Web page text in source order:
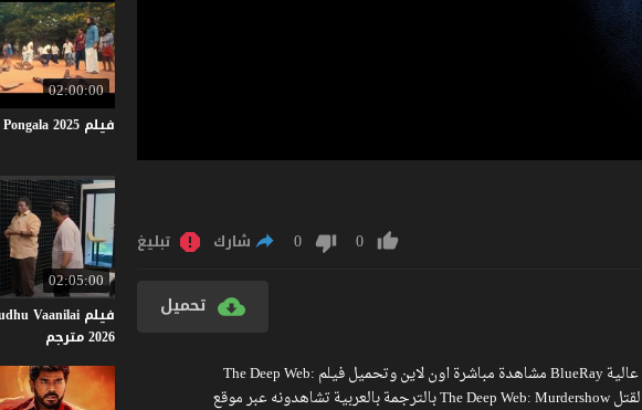
0
0 شارك تبليغ
تحميل
مشاهدة فيلم The Deep Web: Murdershow 2023 مترجم كامل جودة عالية BlueRay مشاهدة مباشرة اون لاين وتحميل فيلم The Deep Web:
Murdershow 2023 بدون اعلانات مزعجة فيلم الويب العميق: عرض القتل The Deep Web: Murdershow بالترجمة بالعربية تشاهدونه عبر موقع
02:00:00
فيلم Pongala2025
02:05:00
فيلم Sattendru Maarudhu Vaanilai
2026 مترجم